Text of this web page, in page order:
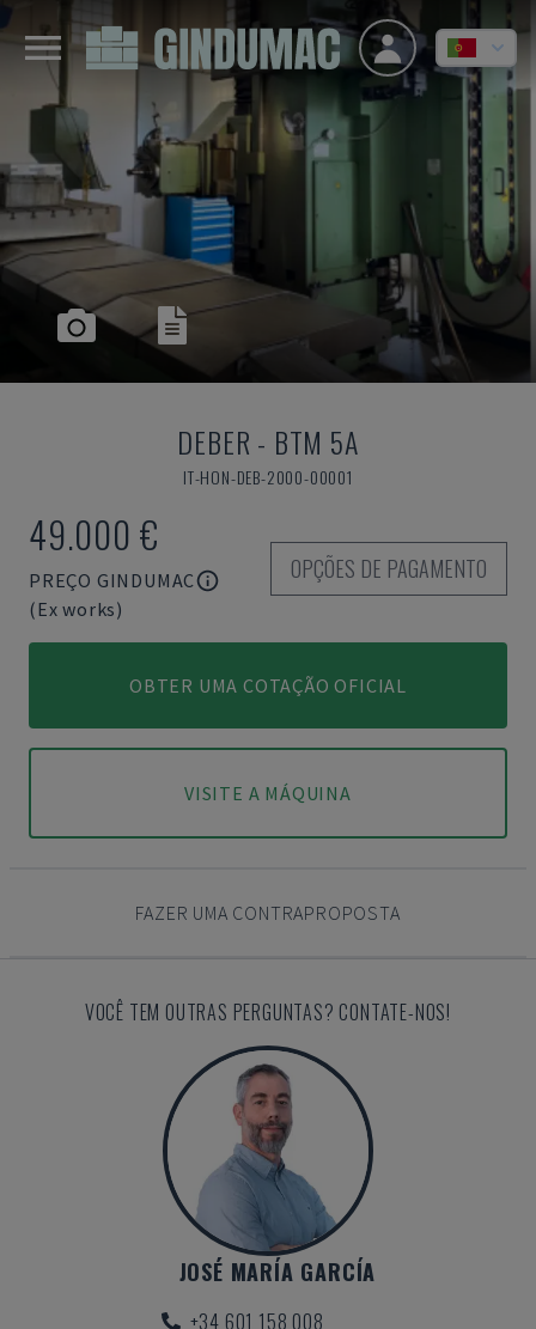
DEBER - BTM 5A
IT-HON-DEB-2000-00001
49.000 €
PREÇO GINDUMAC
(Ex works)
OPÇÕES DE PAGAMENTO
OBTER UMA COTAÇÃO OFICIAL
VISITE A MÁQUINA
FAZER UMA CONTRAPROPOSTA
VOCÊ TEM OUTRAS PERGUNTAS? CONTATE-NOS!
JOSÉ MARÍA GARCÍA
+34 601 158 008